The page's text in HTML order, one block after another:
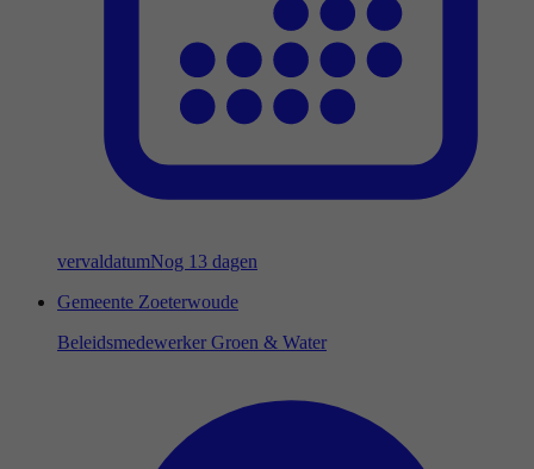
vervaldatumNog 13 dagen
Gemeente Zoeterwoude
Beleidsmedewerker Groen & Water